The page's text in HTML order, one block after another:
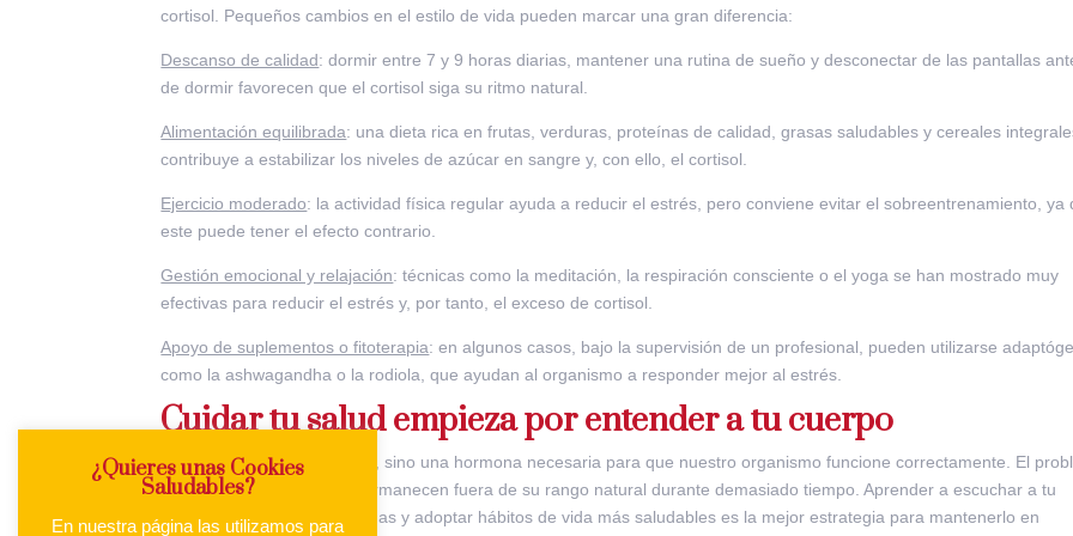
cortisol. Pequeños cambios en el estilo de vida pueden marcar una gran diferencia:
Descanso de calidad: dormir entre 7 y 9 horas diarias, mantener una rutina de sueño y desconectar de las pantallas
de dormir favorecen que el cortisol siga su ritmo natural.
Alimentación equilibrada: una dieta rica en frutas, verduras, proteínas de calidad, grasas saludables y cereales
contribuye a estabilizar los niveles de azúcar en sangre y, con ello, el cortisol.
Ejercicio moderado: la actividad física regular ayuda a reducir el estrés, pero conviene evitar el sobreentrenamiento, ya
este puede tener el efecto contrario.
Gestión emocional y relajación: técnicas como la meditación, la respiración consciente o el yoga se han mostrado muy
efectivas para reducir el estrés y, por tanto, el exceso de cortisol.
Apoyo de suplementos o fitoterapia: en algunos casos, bajo la supervisión de un profesional, pueden utilizarse
como la ashwagandha o la rodiola, que ayudan al organismo a responder mejor al estrés.
Cuidar tu salud empieza por entender a tu cuerpo
El cortisol no es un enemigo, sino una hormona necesaria para que nuestro organismo funcione correctamente. El
surge cuando los niveles permanecen fuera de su rango natural durante demasiado tiempo. Aprender a escuchar a tu
cuerpo, identificar los síntomas y adoptar hábitos de vida más saludables es la mejor estrategia para mantenerlo en
¿Quieres unas Cookies
Saludables?
En nuestra página las utilizamos para